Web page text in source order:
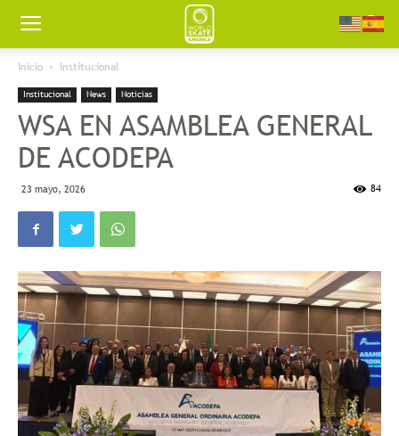
Worldskate
America
Inicio Institucional
Institucional News Noticias
WSA EN ASAMBLEA GENERAL
DE ACODEPA
23 mayo, 2026 84